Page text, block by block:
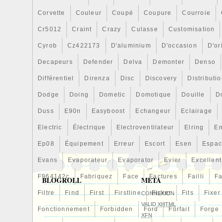
Corvette Couleur Coupé Coupure Courroie
Cr5012 Craint Crazy Culasse Customisation
Cyrob Cz422173 D'aluminium D'occasion
Decapeurs Defender Delva Demonter Denso
Différentiel Direnza Disc Discovery
Dodge Doing Dometic Domotique Douille
Duss E90n Easyboost Echangeur Eclairage
Electric Électrique Electroventilateur Elring
Ep08 Équipement Erreur Escort Esen
Evans Evaporateur Evaporator Evier Excellent
F964142c Fabriquez Face Factures Failli
Filtre Find First Firstline Fisker Fits Fixer
Fonctionnement Forbidden Ford Forfait Forge
partie vintage: Oui
Numéro de pièce fabricant: 2X-ASK-
Type de produit: Refroidisseur D’eau
refroidisseurs d’eau en aluminium
pression plus élevée que les
eau en plastique. Ce refroidisseur
une pression allant jusqu’à 4 bars. Un
aluminium offre de meilleures
refroidissement qu’un refroidisseur
conséquent, ces refroidisseurs ne sont
dans les courses, mais deviennent
populaires auprès des conducteurs de
Informations générales sur les
Votre voiture chauffe-t-elle trop?
radiateur bouché n’est pas toujours la
recommandons généralement de
votre système de refroidissement. Nous
nettoyants spéciaux pour refroidisseurs
gamme, qui peuvent complètement
système de refroidissement des
donc un dégraissant spécial ainsi qu’un
pouvez utiliser avec des refroidisseurs
BLOGROLL META
CONNEXION
VALIDXHTML
XFN